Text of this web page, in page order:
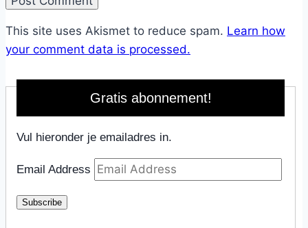
This site uses Akismet to reduce spam. Learn how
your comment data is processed.
Gratis abonnement!
Vul hieronder je emailadres in.
Email Address
Subscribe